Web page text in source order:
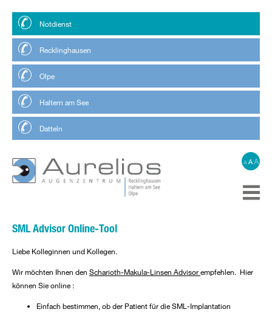
Notdienst
Recklinghausen
Olpe
Haltern am See
Datteln
A AA
SML Advisor Online-Tool
Liebe Kolleginnen und Kollegen.
Wir möchten Ihnen den Scharioth-Makula-Linsen Advisorempfehlen. Hier
können Sie online :
Einfach bestimmen, ob der Patient für die SML-Implantation